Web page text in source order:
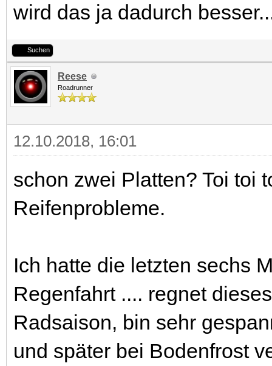
wird das ja dadurch
Suchen
Reese
Roadrunner
12.10.2018, 16:01
schon zwei Platten? Toi toi
Reifenprobleme.
Ich hatte die letzten sechs
Regenfahrt .... regnet
Radsaison, bin sehr
und später bei Bodenfrost